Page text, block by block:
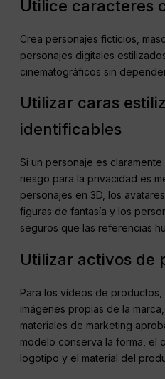
Utilice caracteres
Crea personajes ficticios,
personajes digitales
cinematográficos sin
Utilizar caras
identificables
Si un personaje es
riesgo para la privacidad es
personajes en 3D, los
figuras de fantasía y los
seguros que las referencias
Utilizar activos de
Para los vídeos de
imágenes propias de la
materiales de marketing
modelo conserva la forma, el
logotipo y el material del